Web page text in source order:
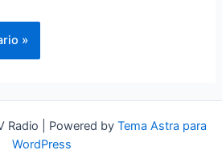
Radio | Powered by Tema Astra para
WordPress